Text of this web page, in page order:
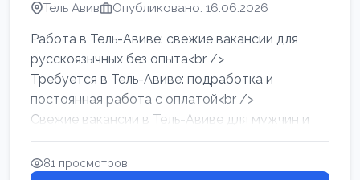
Тель Авив Опубликовано: 16.06.2026
Работа в Тель-Авиве: свежие вакансии для
русскоязычных без опыта<br />
Требуется в Тель-Авиве: подработка и
постоянная работа с оплатой<br />
Свежие вакансии в Тель-Авиве для мужчин и
женщин от хозя...
81 просмотров